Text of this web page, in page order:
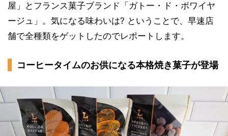
屋」とフランス菓子ブランド「ガトー・ド・ボワイヤ
ージュ」。気になる味わいは? ということで、早速店
舗で全種類をゲットしたのでレポートします。
コーヒータイムのお供になる本格焼き菓子が登場